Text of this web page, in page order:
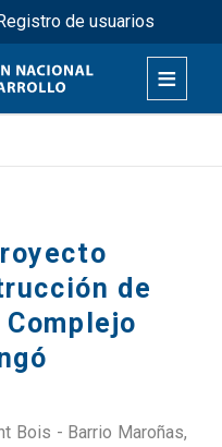
de usuarios
de
Bois - Barrio Maroñas,